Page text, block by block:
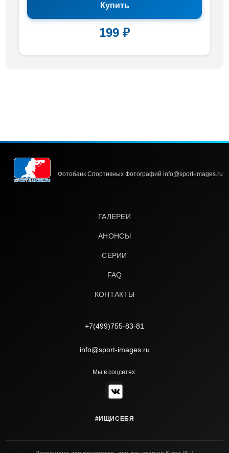
Купить
199 ₽
Фотобанк Спортивных Фотографий info@sport-images.ru
ГАЛЕРЕИ
АНОНСЫ
СЕРИИ
FAQ
КОНТАКТЫ
+7(499)755-83-81
info@sport-images.ru
Мы в соцсетях:
#ИЩИСЕБЯ